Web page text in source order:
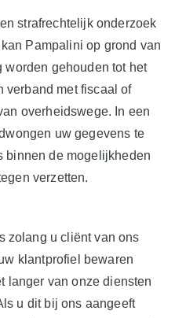
strafrechtelijk onderzoek
Pampalini op grond van
gehouden tot het
verband met fiscaal of
overheidswege. In een
uw gegevens te
binnen de mogelijkheden
verzetten.
zolang u cliënt van ons
klantprofiel bewaren
langer van onze diensten
u dit bij ons aangeeft